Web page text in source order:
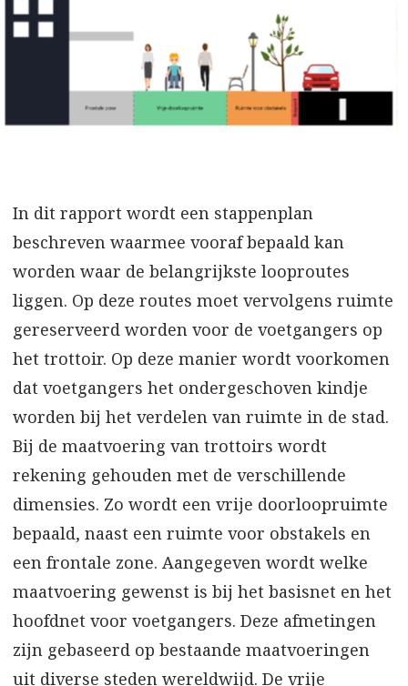
In dit rapport wordt een stappenplan
beschreven waarmee vooraf bepaald kan
worden waar de belangrijkste looproutes
liggen. Op deze routes moet vervolgens ruimte
gereserveerd worden voor de voetgangers op
het trottoir. Op deze manier wordt voorkomen
dat voetgangers het ondergeschoven kindje
worden bij het verdelen van ruimte in de stad.
Bij de maatvoering van trottoirs wordt
rekening gehouden met de verschillende
dimensies. Zo wordt een vrije doorloopruimte
bepaald, naast een ruimte voor obstakels en
een frontale zone. Aangegeven wordt welke
maatvoering gewenst is bij het basisnet en het
hoofdnet voor voetgangers. Deze afmetingen
zijn gebaseerd op bestaande maatvoeringen
uit diverse steden wereldwijd. De vrije